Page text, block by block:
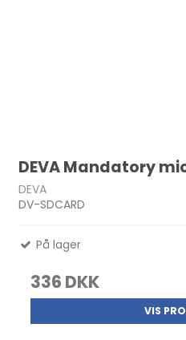
DEVA Mandatory
DEVA
DV-SDCARD
På lager
336 DKK
VIS